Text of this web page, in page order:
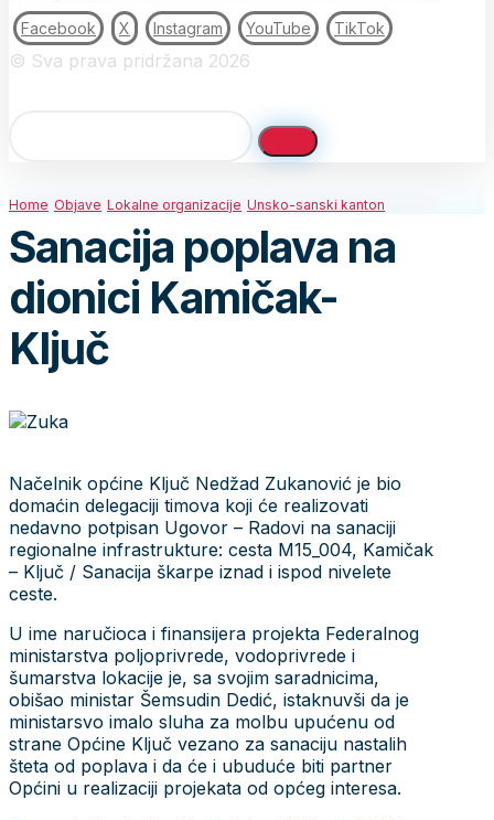
Facebook X Instagram YouTube TikTok
© Sva prava pridržana 2026
Home Objave Lokalne organizacije Unsko-sanski kanton
Sanacija poplava na
dionici Kamičak-
Ključ
Načelnik općine Ključ Nedžad Zukanović je bio
domaćin delegaciji timova koji će realizovati
nedavno potpisan Ugovor – Radovi na sanaciji
regionalne infrastrukture: cesta M15_004, Kamičak
– Ključ / Sanacija škarpe iznad i ispod nivelete
ceste.
U ime naručioca i finansijera projekta Federalnog
ministarstva poljoprivrede, vodoprivrede i
šumarstva lokacije je, sa svojim saradnicima,
obišao ministar Šemsudin Dedić, istaknuvši da je
ministarsvo imalo sluha za molbu upućenu od
strane Općine Ključ vezano za sanaciju nastalih
šteta od poplava i da će i ubuduće biti partner
Općini u realizaciji projekata od općeg interesa.